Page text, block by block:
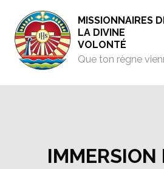
MISSIONNAIRES
LA DIVINE
VOLONTÉ
Que ton règne
IMMERSION